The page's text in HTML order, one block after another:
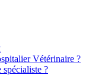
Vétérinaire ?
spécialiste ?